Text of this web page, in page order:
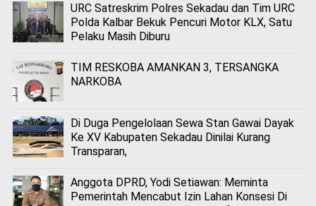
URC Satreskrim Polres Sekadau dan Tim URC
Polda Kalbar Bekuk Pencuri Motor KLX, Satu
Pelaku Masih Diburu
TIM RESKOBA AMANKAN 3, TERSANGKA
NARKOBA
Di Duga Pengelolaan Sewa Stan Gawai Dayak
Ke XV Kabupaten Sekadau Dinilai Kurang
Transparan,
Anggota DPRD, Yodi Setiawan: Meminta
Pemerintah Mencabut Izin Lahan Konsesi Di